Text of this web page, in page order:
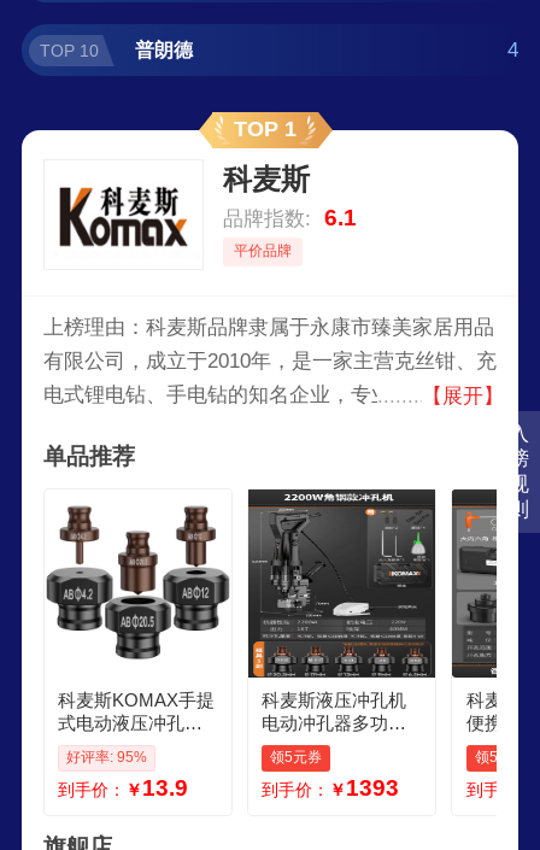
入
榜
规
则
TOP 10 普朗德 4
TOP 1
科麦斯
品牌指数: 6.1
平价品牌
上榜理由：科麦斯品牌隶属于永康市臻美家居用品
有限公司，成立于2010年，是一家主营克丝钳、充
电式锂电钻、手电钻的知名企业，专业从事电动工
运会官方指定五金工具。
【展开】
单品推荐
科麦斯KOMAX手提
式电动液压冲孔机
模具铜铝铁角铁槽
钢打孔机模子圆模
磨具配件 95mm圆
好评率: 95%
到手价： ￥13.9
科麦斯液压冲孔机
电动冲孔器多功能
冲剪机不锈钢模具
角铁切断机打孔神
器 2200W角钢款冲
领5元券
到手价： ￥1393
科麦斯
便携式
孔器线
孔神器
器 25型
领5元券
到手价：